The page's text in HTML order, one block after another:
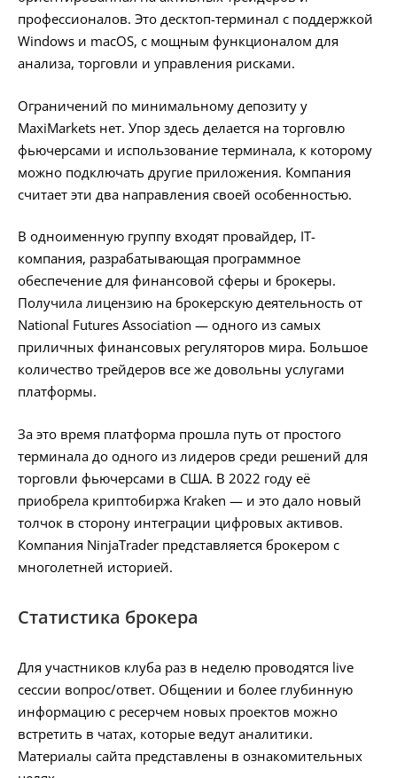
профессионалов. Это десктоп-терминал с поддержкой
Windows и macOS, с мощным функционалом для
анализа, торговли и управления рисками.
Ограничений по минимальному депозиту у
MaxiMarkets нет. Упор здесь делается на торговлю
фьючерсами и использование терминала, к которому
можно подключать другие приложения. Компания
считает эти два направления своей особенностью.
В одноименную группу входят провайдер, IT-
компания, разрабатывающая программное
обеспечение для финансовой сферы и брокеры.
Получила лицензию на брокерскую деятельность от
National Futures Association — одного из самых
приличных финансовых регуляторов мира. Большое
количество трейдеров все же довольны услугами
платформы.
За это время платформа прошла путь от простого
терминала до одного из лидеров среди решений для
торговли фьючерсами в США. В 2022 году её
приобрела криптобиржа Kraken — и это дало новый
толчок в сторону интеграции цифровых активов.
Компания NinjaTrader представляется брокером с
многолетней историей.
Статистика брокера
Для участников клуба раз в неделю проводятся live
сессии вопрос/ответ. Общении и более глубинную
информацию с ресерчем новых проектов можно
встретить в чатах, которые ведут аналитики.
Материалы сайта представлены в ознакомительных